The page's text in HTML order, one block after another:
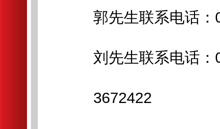
郭先生联系电话：
刘先生联系电话：
3672422